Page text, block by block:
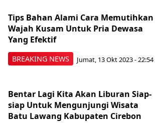
BREAKING NEWS
Tips Bahan Alami Cara Memutihkan
Wajah Kusam Untuk Pria Dewasa
Yang Efektif
Jumat, 13 Okt 2023 - 22:54
Bentar Lagi Kita Akan Liburan Siap-
siap Untuk Mengunjungi Wisata
Batu Lawang Kabupaten Cirebon